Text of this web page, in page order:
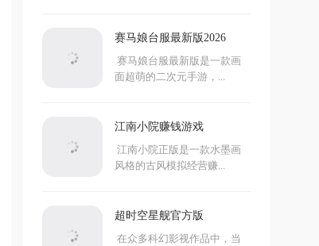
赛马娘台服最新版2026
赛马娘台服最新版是一款画
面超萌的二次元手游，...
江南小院赚钱游戏
江南小院正版是一款水墨画
风格的古风模拟经营赚...
超时空星舰官方版
在众多科幻影视作品中，当